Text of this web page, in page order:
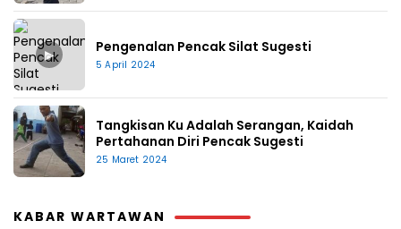
▶ Pengenalan Pencak Silat Sugesti
5 April 2024
Tangkisan Ku Adalah Serangan, Kaidah
Pertahanan Diri Pencak Sugesti
25 Maret 2024
KABAR WARTAWAN